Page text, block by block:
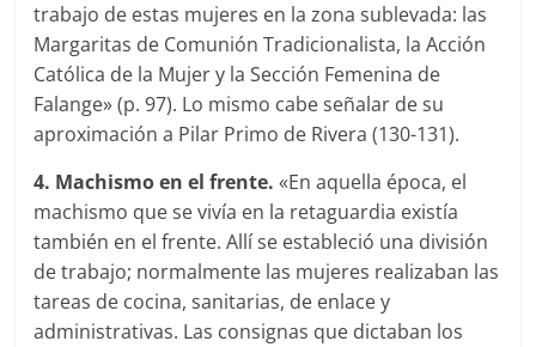
trabajo de estas mujeres en la zona sublevada: las
Margaritas de Comunión Tradicionalista, la Acción
Católica de la Mujer y la Sección Femenina de
Falange» (p. 97). Lo mismo cabe señalar de su
aproximación a Pilar Primo de Rivera (130-131).
4. Machismo en el frente. «En aquella época, el
machismo que se vivía en la retaguardia existía
también en el frente. Allí se estableció una división
de trabajo; normalmente las mujeres realizaban las
tareas de cocina, sanitarias, de enlace y
administrativas. Las consignas que dictaban los